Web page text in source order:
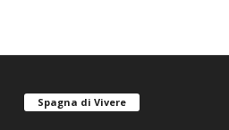
Spagna di Vivere